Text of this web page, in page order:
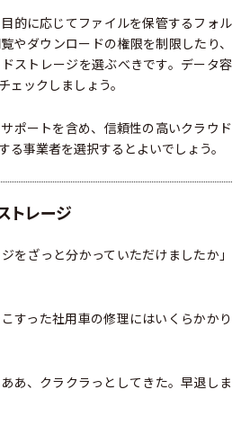
的に応じてファイルを保管するフォル
やダウンロードの権限を制限したり、
ストレージを選ぶべきです。データ容
ェックしましょう。
ポートを含め、信頼性の高いクラウド
る事業者を選択するとよいでしょう。
トレージ
をざっと分かっていただけましたか」
すった社用車の修理にはいくらかかり
あ、クラクラっとしてきた。早退しま